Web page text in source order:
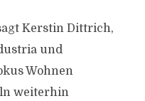
Kerstin Dittrich,
und
Wohnen
weiterhin